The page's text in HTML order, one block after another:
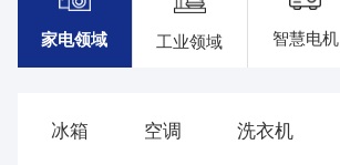
家电领域 工业领域 智慧电机
冰箱 空调 洗衣机